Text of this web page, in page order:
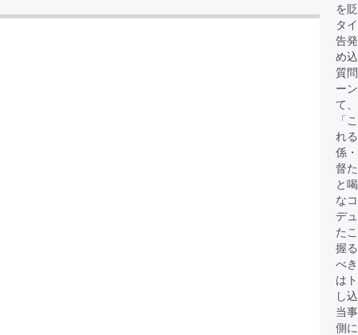
を
タ
告
め
質
ー
て
「
れ
係
督
と
な
デ
た
握
べ
は
し
当
側